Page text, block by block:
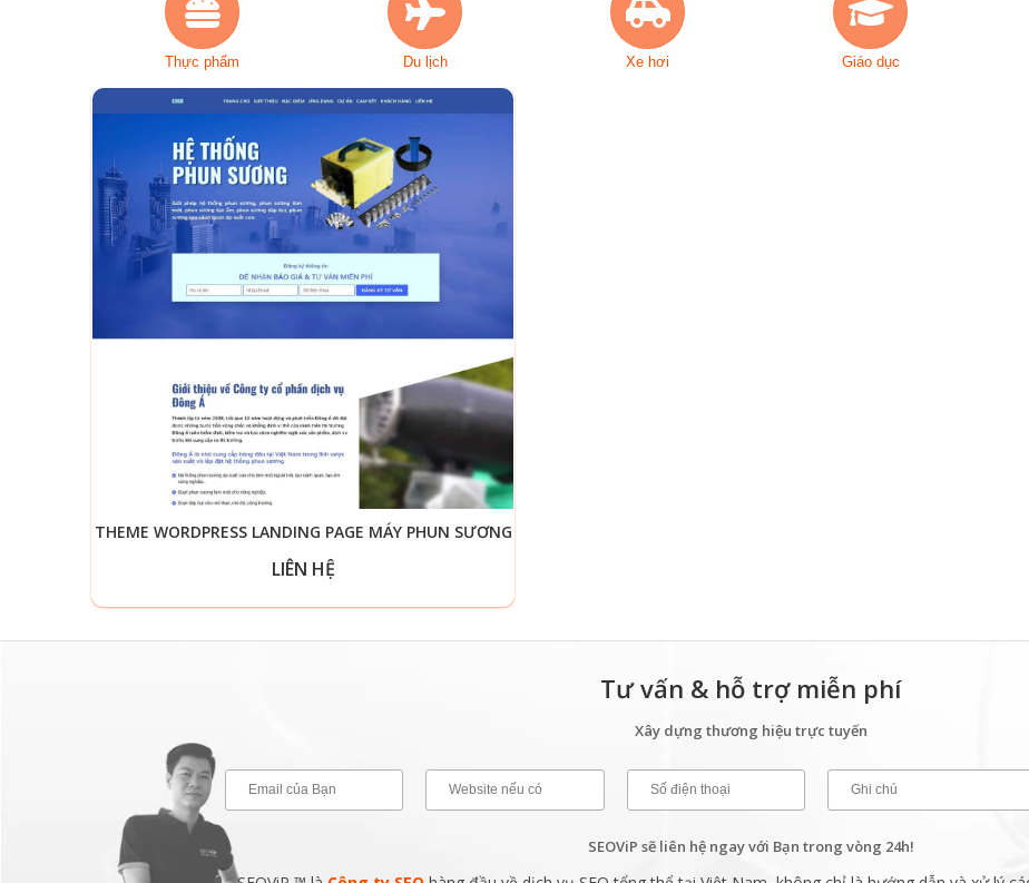
Thực phẩm Du lịch Xe hơi Giáo dục
THEME WORDPRESS LANDING PAGE MÁY PHUN SƯƠNG
LIÊN HỆ
Tư vấn & hỗ trợ miễn phí
Xây dựng thương hiệu trực tuyến
SEOViP sẽ liên hệ ngay với Bạn trong vòng 24h!